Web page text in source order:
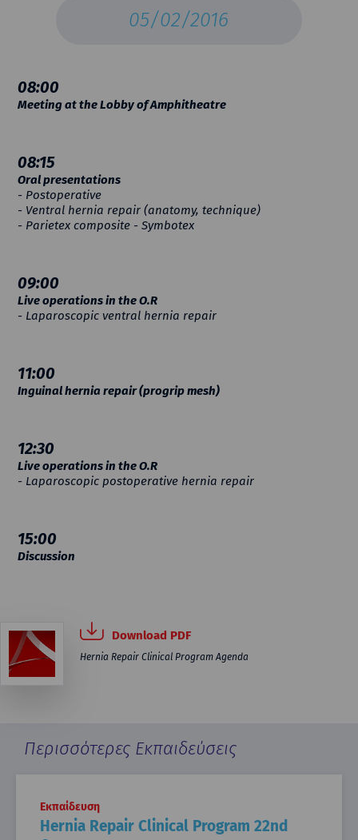
05/02/2016
08:00
Meeting at the Lobby of Amphitheatre
08:15
Oral presentations
- Postoperative
- Ventral hernia repair (anatomy, technique)
- Parietex composite - Symbotex
09:00
Live operations in the O.R
- Laparoscopic ventral hernia repair
11:00
Inguinal hernia repair (progrip mesh)
12:30
Live operations in the O.R
- Laparoscopic postoperative hernia repair
15:00
Discussion
Download PDF
Hernia Repair Clinical Program Agenda
Περισσότερες Εκπαιδεύσεις
Εκπαίδευση
Hernia Repair Clinical Program 22nd